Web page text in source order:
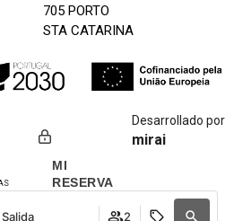
2
705 PORTO
STA CATARINA
MI
RESERVA
Desarrollado por
mirai